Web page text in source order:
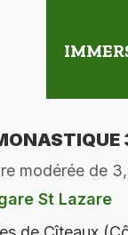
modérée de
St Lazare